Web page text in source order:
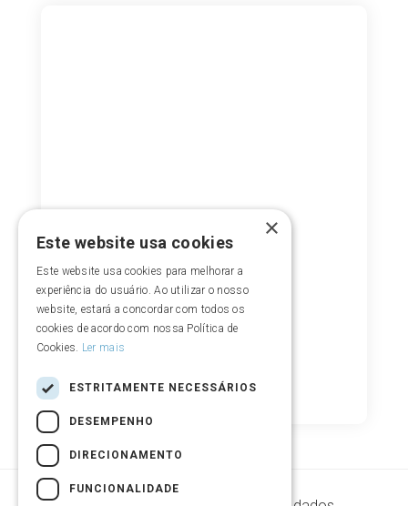
×
Este website usa cookies
Este website usa cookies para melhorar a
experiência do usuário. Ao utilizar o nosso
website, estará a concordar com todos os
cookies de acordo com nossa Política de
Cookies. Ler mais
ESTRITAMENTE NECESSÁRIOS
DESEMPENHO
DIRECIONAMENTO
FUNCIONALIDADE